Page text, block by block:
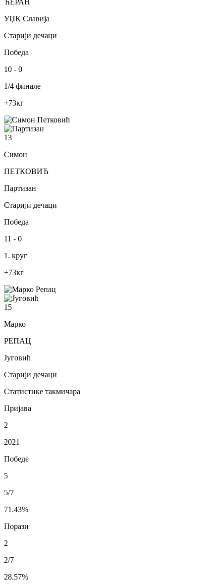
УЏК Славија
Старији дечаци
Победа
10 - 0
1/4 финале
+73кг
13
Симон
ПЕТКОВИЋ
Партизан
Старији дечаци
Победа
11 - 0
1. круг
+73кг
15
Марко
РЕПАЦ
Југовић
Старији дечаци
Статистике такмичара
Пријава
2
2021
Победе
5
5/7
71.43%
Порази
2
2/7
28.57%